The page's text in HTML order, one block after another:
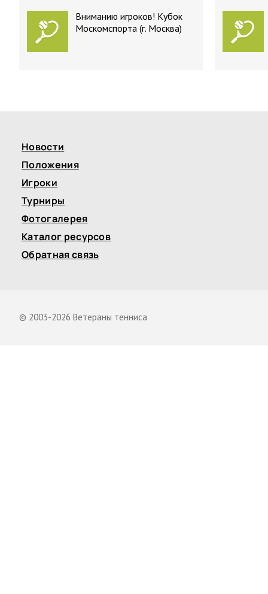
Вниманию игроков! Кубок
Москомспорта (г. Москва)
Новости
Положения
Игроки
Турниры
Фотогалерея
Каталог ресурсов
Обратная связь
© 2003-2026 Ветераны тенниса